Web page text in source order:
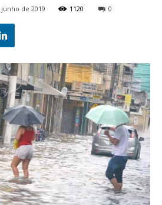
de 2019 1120 0